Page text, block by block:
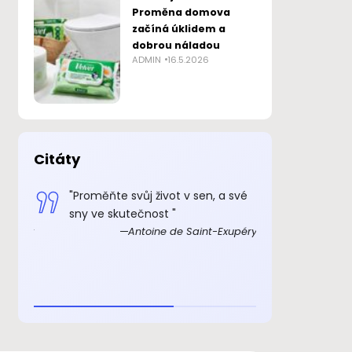
Proměna domova
začíná úklidem a
dobrou náladou
ADMIN 16.5.2026
Citáty
"Proměňte svůj život v sen, a své
sny ve skutečnost "
Antoine de Saint-Exupéry